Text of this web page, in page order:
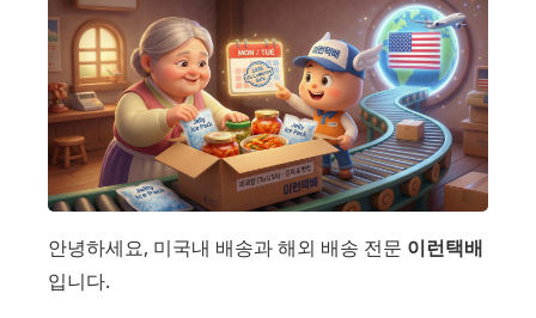
안녕하세요, 미국내 배송과 해외 배송 전문 이런택배
입니다.